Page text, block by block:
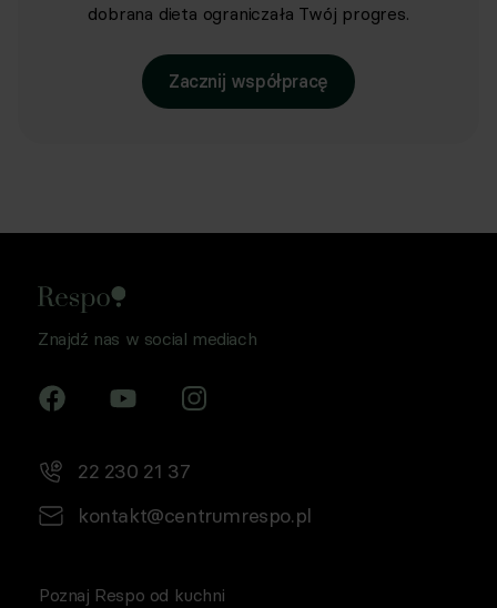
dobrana dieta ograniczała Twój progres.
Zacznij współpracę
Znajdź nas w social mediach
22 230 21 37
kontakt@centrumrespo.pl
Poznaj Respo od kuchni